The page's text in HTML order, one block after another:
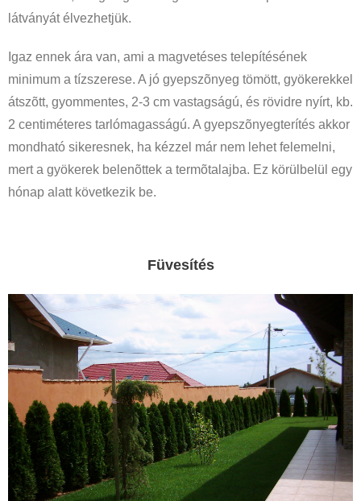
látványát élvezhetjük.
Igaz ennek ára van, ami a magvetéses telepítésének
minimum a tízszerese. A jó gyepszõnyeg tömött, gyökerekkel
átszõtt, gyommentes, 2-3 cm vastagságú, és rövidre nyírt, kb.
2 centiméteres tarlómagasságú. A gyepszõnyegterítés akkor
mondható sikeresnek, ha kézzel már nem lehet felemelni,
mert a gyökerek belenõttek a termõtalajba. Ez körülbelül egy
hónap alatt következik be.
Füvesítés